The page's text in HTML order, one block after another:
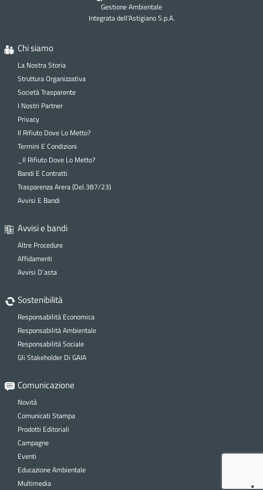
Gestione Ambientale
Integrata dell'Astigiano S.p.A.
Chi siamo
La Nostra Storia
Struttura Organizzativa
Società Trasparente
I Nostri Partner
Privacy
Il Rifiuto Dove Lo Metto?
Termini E Condizioni
_Il Rifiuto Dove Lo Metto?
Bandi E Contratti
Trasparenza Arera (Del.387/23)
Avvisi E Bandi
Avvisi e bandi
Altre Procedure
Affidamenti
Avvisi D’asta
Sostenibilità
Responsabilità Economica
Responsabilità Ambientale
Responsabilità Sociale
Gli Stakeholder Di GAIA
Comunicazione
Novità
Comunicati Stampa
Prodotti Editoriali
Campagne
Eventi
Educazione Ambientale
Multimedia